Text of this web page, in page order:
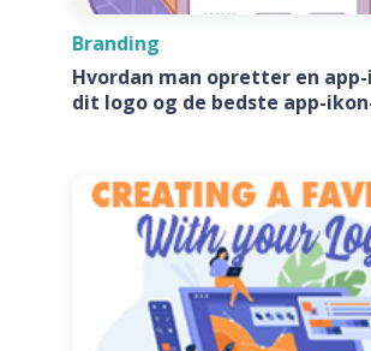
Branding
Hvordan man opretter en
dit logo og de bedste app-